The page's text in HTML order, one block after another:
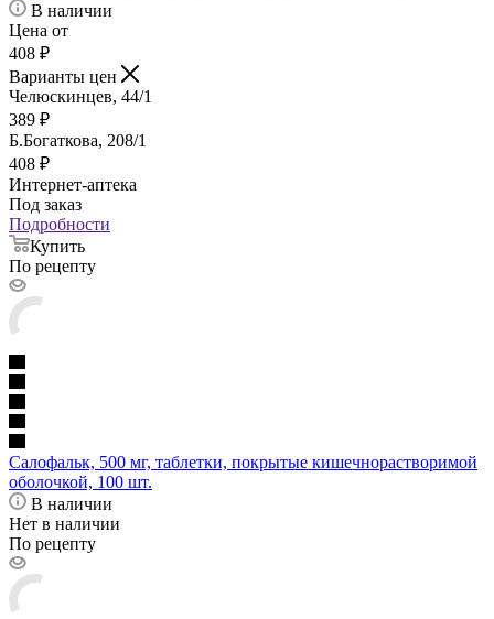
В наличии
Цена от
408 ₽
Варианты цен
Челюскинцев, 44/1
389 ₽
Б.Богаткова, 208/1
408 ₽
Интернет-аптека
Под заказ
Подробности
Купить
По рецепту
Салофальк, 500 мг, таблетки, покрытые кишечнорастворимой
оболочкой, 100 шт.
В наличии
Нет в наличии
По рецепту